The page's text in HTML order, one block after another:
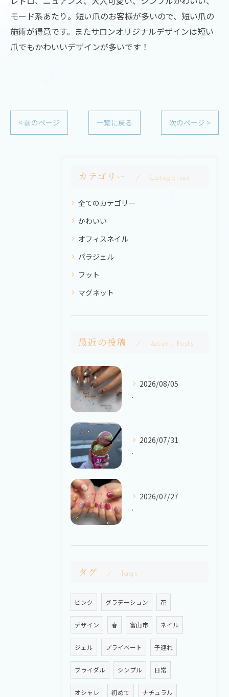
モード系あたり。短い爪のお客様が多いので、短い爪の
施術が得意です。またサロンオリジナルデザインは短い
爪でもかわいいデザインが多いです！
< 前のページ 一覧に戻る 次のページ >
カテゴリー Categories
全てのカテゴリー
かわいい
オフィスネイル
パラジェル
フット
マグネット
最近の投稿 Recent Posts
2026/08/05
.
2026/07/31
.
2026/07/27
.
タグ Tags
ピンク グラデーション 花
デザイン 春 富山市 ネイル
ジェル プライベート 子連れ
ブライダル シンプル 日常
オシャレ 初めて ナチュラル